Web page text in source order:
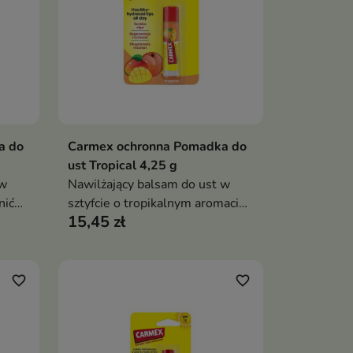
do
Dodaj do koszyka
Carmex ochronna Pomadka do
ust Tropical 4,25 g
Nawilżający balsam do ust w
sztyfcie o tropikalnym aromacie
mango i brzoskwini, który
zapewnia długotrwałe uczucie
15,45 zł
favorite_border favorite_border